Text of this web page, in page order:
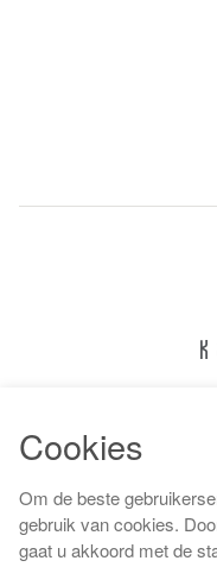
Cookies
Om de beste
gebruik van cookies.
gaat u akkoord met de